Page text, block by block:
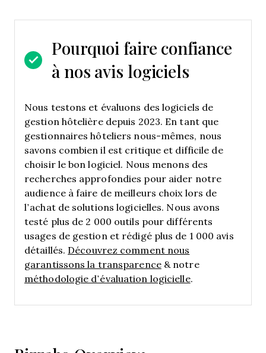
Pourquoi faire confiance
à nos avis logiciels
Nous testons et évaluons des logiciels de
gestion hôtelière depuis 2023. En tant que
gestionnaires hôteliers nous-mêmes, nous
savons combien il est critique et difficile de
choisir le bon logiciel. Nous menons des
recherches approfondies pour aider notre
audience à faire de meilleurs choix lors de
l’achat de solutions logicielles. Nous avons
testé plus de 2 000 outils pour différents
usages de gestion et rédigé plus de 1 000 avis
détaillés. Découvrez comment nous
garantissons la transparence& notre
méthodologie d’évaluation logicielle.